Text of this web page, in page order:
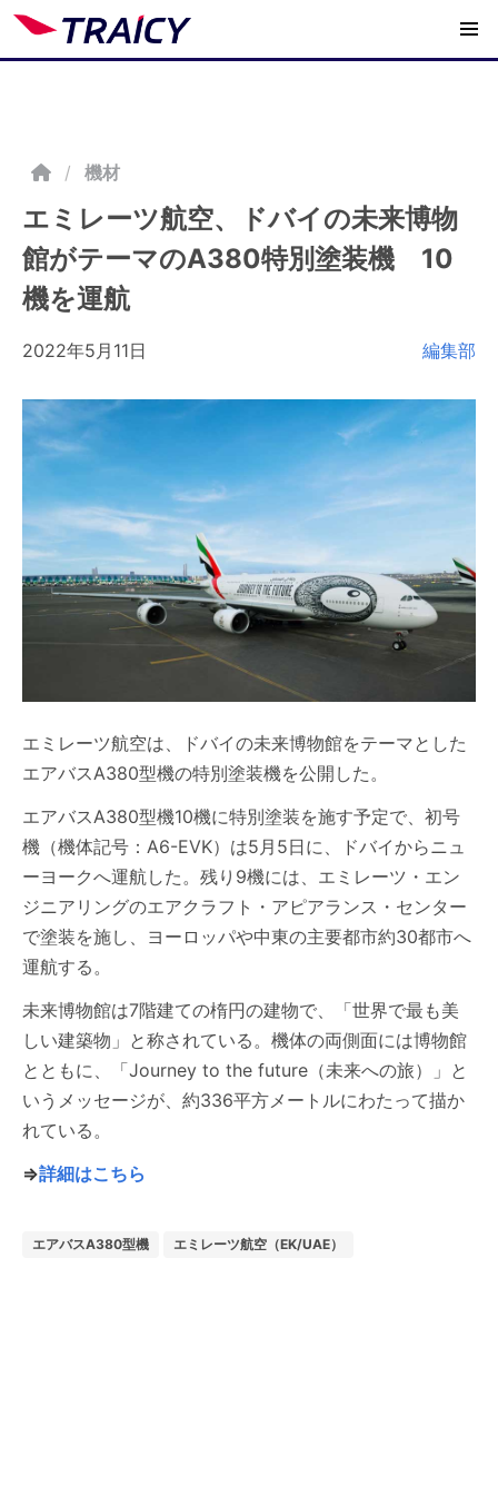
/ 機材
エミレーツ航空、ドバイの未来博物
館がテーマのA380特別塗装機 10
機を運航
2022年5月11日 編集部
エミレーツ航空は、ドバイの未来博物館をテーマとした
エアバスA380型機の特別塗装機を公開した。
エアバスA380型機10機に特別塗装を施す予定で、初号
機（機体記号：A6-EVK）は5月5日に、ドバイからニュ
ーヨークへ運航した。残り9機には、エミレーツ・エン
ジニアリングのエアクラフト・アピアランス・センター
で塗装を施し、ヨーロッパや中東の主要都市約30都市へ
運航する。
未来博物館は7階建ての楕円の建物で、「世界で最も美
しい建築物」と称されている。機体の両側面には博物館
とともに、「Journey to the future（未来への旅）」と
いうメッセージが、約336平方メートルにわたって描か
れている。
⇒詳細はこちら
エアバスA380型機 エミレーツ航空（EK/UAE）